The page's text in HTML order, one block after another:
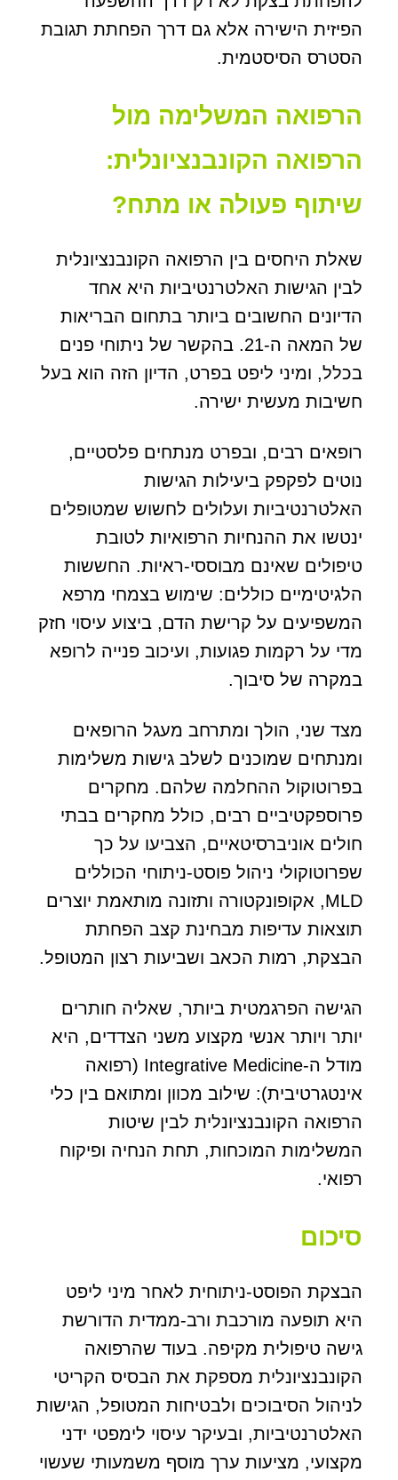
הפיזית הישירה אלא גם דרך הפחתת תגובת
הסטרס הסיסטמית.
הרפואה המשלימה מול
הרפואה הקונבנציונלית:
שיתוף פעולה או מתח?
שאלת היחסים בין הרפואה הקונבנציונלית
לבין הגישות האלטרנטיביות היא אחד
הדיונים החשובים ביותר בתחום הבריאות
של המאה ה-21. בהקשר של ניתוחי פנים
בכלל, ומיני ליפט בפרט, הדיון הזה הוא בעל
חשיבות מעשית ישירה.
רופאים רבים, ובפרט מנתחים פלסטיים,
נוטים לפקפק ביעילות הגישות
האלטרנטיביות ועלולים לחשוש שמטופלים
ינטשו את ההנחיות הרפואיות לטובת
טיפולים שאינם מבוססי-ראיות. החששות
הלגיטימיים כוללים: שימוש בצמחי מרפא
המשפיעים על קרישת הדם, ביצוע עיסוי חזק
מדי על רקמות פגועות, ועיכוב פנייה לרופא
במקרה של סיבוך.
מצד שני, הולך ומתרחב מעגל הרופאים
ומנתחים שמוכנים לשלב גישות משלימות
בפרוטוקול ההחלמה שלהם. מחקרים
פרוספקטיביים רבים, כולל מחקרים בבתי
חולים אוניברסיטאיים, הצביעו על כך
שפרוטוקולי ניהול פוסט-ניתוחי הכוללים
MLD, אקופונקטורה ותזונה מותאמת יוצרים
תוצאות עדיפות מבחינת קצב הפחתת
הבצקת, רמות הכאב ושביעות רצון המטופל.
הגישה הפרגמטית ביותר, שאליה חותרים
יותר ויותר אנשי מקצוע משני הצדדים, היא
מודל ה-Integrative Medicine (רפואה
אינטגרטיבית): שילוב מכוון ומתואם בין כלי
הרפואה הקונבנציונלית לבין שיטות
המשלימות המוכחות, תחת הנחיה ופיקוח
רפואי.
סיכום
הבצקת הפוסט-ניתוחית לאחר מיני ליפט
היא תופעה מורכבת ורב-ממדית הדורשת
גישה טיפולית מקיפה. בעוד שהרפואה
הקונבנציונלית מספקת את הבסיס הקריטי
לניהול הסיבוכים ולבטיחות המטופל, הגישות
האלטרנטיביות, ובעיקר עיסוי לימפטי ידני
מקצועי, מציעות ערך מוסף משמעותי שעשוי